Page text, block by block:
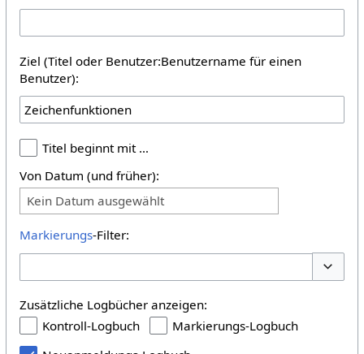
Ziel (Titel oder Benutzer:Benutzername für einen
Benutzer):
Titel beginnt mit …
Von Datum (und früher):
Kein Datum ausgewählt
Markierungs-Filter:
Zusätzliche Logbücher anzeigen:
Kontroll-Logbuch
Markierungs-Logbuch